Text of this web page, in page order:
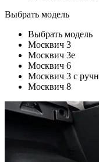
Выбрать модель
Выбрать модель
Москвич 3
Москвич 3e
Москвич 6
Москвич 3 с
Москвич 8